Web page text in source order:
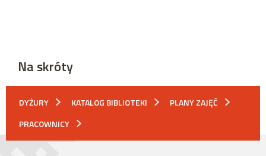
Na skróty
DYŻURY KATALOG BIBLIOTEKI
PLANY ZAJĘĆ
PRACOWNICY